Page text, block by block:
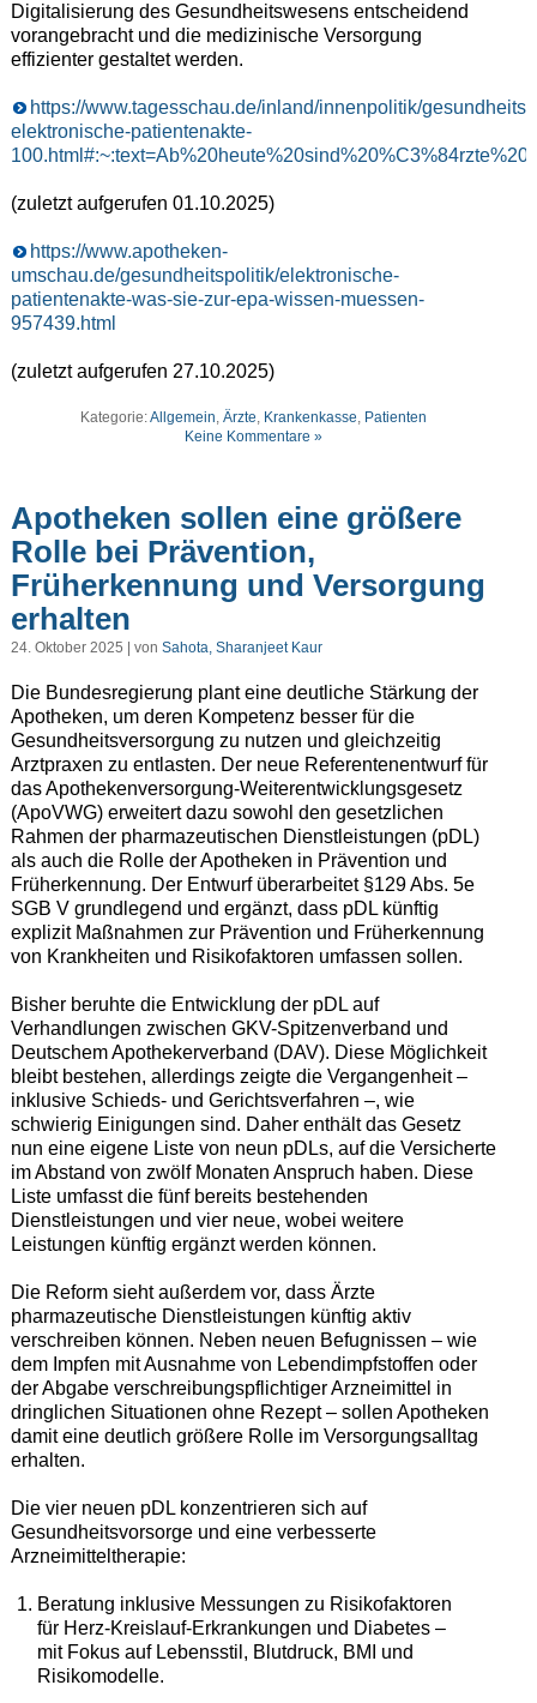
Digitalisierung des Gesundheitswesens entscheidend
vorangebracht und die medizinische Versorgung
effizienter gestaltet werden.
https://www.tagesschau.de/inland/innenpolitik/
elektronische-patientenakte-
(zuletzt aufgerufen 01.10.2025)
https://www.apotheken-
umschau.de/gesundheitspolitik/elektronische-
patientenakte-was-sie-zur-epa-wissen-muessen-
957439.html
(zuletzt aufgerufen 27.10.2025)
Kategorie:Allgemein,Ärzte, Krankenkasse, Patienten
Keine Kommentare »
Apotheken sollen eine größere
Rolle bei Prävention,
Früherkennung und Versorgung
erhalten
24. Oktober 2025 | von Sahota, Sharanjeet Kaur
Die Bundesregierung plant eine deutliche Stärkung der
Apotheken, um deren Kompetenz besser für die
Gesundheitsversorgung zu nutzen und gleichzeitig
Arztpraxen zu entlasten. Der neue Referentenentwurf für
das Apothekenversorgung-Weiterentwicklungsgesetz
(ApoVWG) erweitert dazu sowohl den gesetzlichen
Rahmen der pharmazeutischen Dienstleistungen (pDL)
als auch die Rolle der Apotheken in Prävention und
Früherkennung. Der Entwurf überarbeitet §129 Abs. 5e
SGB V grundlegend und ergänzt, dass pDL künftig
explizit Maßnahmen zur Prävention und Früherkennung
von Krankheiten und Risikofaktoren umfassen sollen.
Bisher beruhte die Entwicklung der pDL auf
Verhandlungen zwischen GKV-Spitzenverband und
Deutschem Apothekerverband (DAV). Diese Möglichkeit
bleibt bestehen, allerdings zeigte die Vergangenheit –
inklusive Schieds- und Gerichtsverfahren –, wie
schwierig Einigungen sind. Daher enthält das Gesetz
nun eine eigene Liste von neun pDLs, auf die Versicherte
im Abstand von zwölf Monaten Anspruch haben. Diese
Liste umfasst die fünf bereits bestehenden
Dienstleistungen und vier neue, wobei weitere
Leistungen künftig ergänzt werden können.
Die Reform sieht außerdem vor, dass Ärzte
pharmazeutische Dienstleistungen künftig aktiv
verschreiben können. Neben neuen Befugnissen – wie
dem Impfen mit Ausnahme von Lebendimpfstoffen oder
der Abgabe verschreibungspflichtiger Arzneimittel in
dringlichen Situationen ohne Rezept – sollen Apotheken
damit eine deutlich größere Rolle im Versorgungsalltag
erhalten.
Die vier neuen pDL konzentrieren sich auf
Gesundheitsvorsorge und eine verbesserte
Arzneimitteltherapie:
Beratung inklusive Messungen zu Risikofaktoren
für Herz-Kreislauf-Erkrankungen und Diabetes –
mit Fokus auf Lebensstil, Blutdruck, BMI und
Risikomodelle.